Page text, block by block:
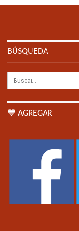
BÚSQUEDA
💙 AGREGAR